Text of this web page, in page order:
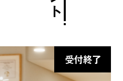
受付終了